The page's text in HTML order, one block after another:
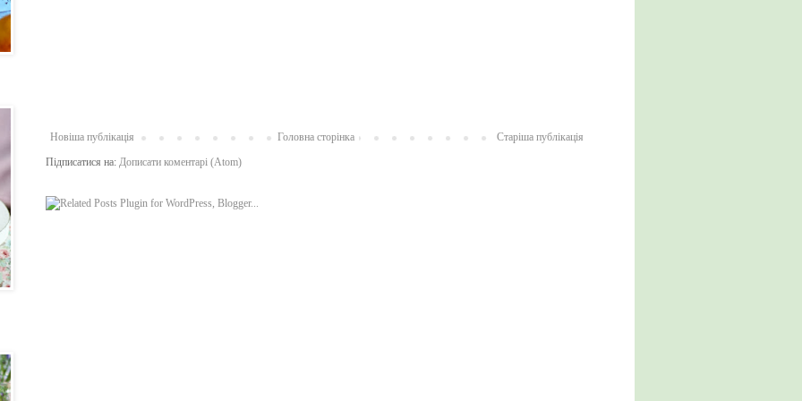
Новіша публікація Старіша публікація
Головна сторінка
Підписатися на: Дописати коментарі (Atom)